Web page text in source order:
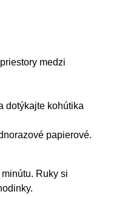
medzi
dotýkajte kohútika
papierové.
Ruky si